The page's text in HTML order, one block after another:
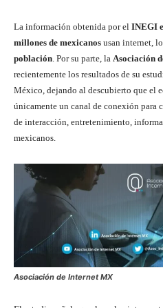
La información obtenida por el INEGI
millones de mexicanos usan internet,
población . Por su parte, la Asociación
recientemente los resultados de su
México, dejando al descubierto que el
únicamente un canal de conexión para
de interacción, entretenimiento,
mexicanos.
Asociación de Internet MX